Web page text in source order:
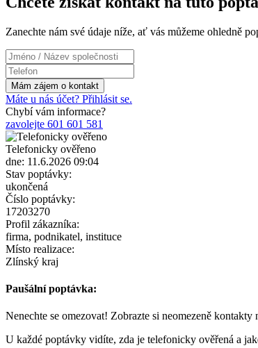
Zanechte nám své údaje níže, ať vás můžeme ohledně
Máte u nás účet? Přihlásit se.
Chybí vám informace?
zavolejte 601 601 581
Telefonicky ověřeno
dne: 11.6.2026 09:04
Stav poptávky:
ukončená
Číslo poptávky:
17203270
Profil zákazníka:
firma, podnikatel, instituce
Místo realizace:
Zlínský kraj
Paušální poptávka:
Nenechte se omezovat! Zobrazte si neomezeně
U každé poptávky vidíte, zda je telefonicky ověřená a